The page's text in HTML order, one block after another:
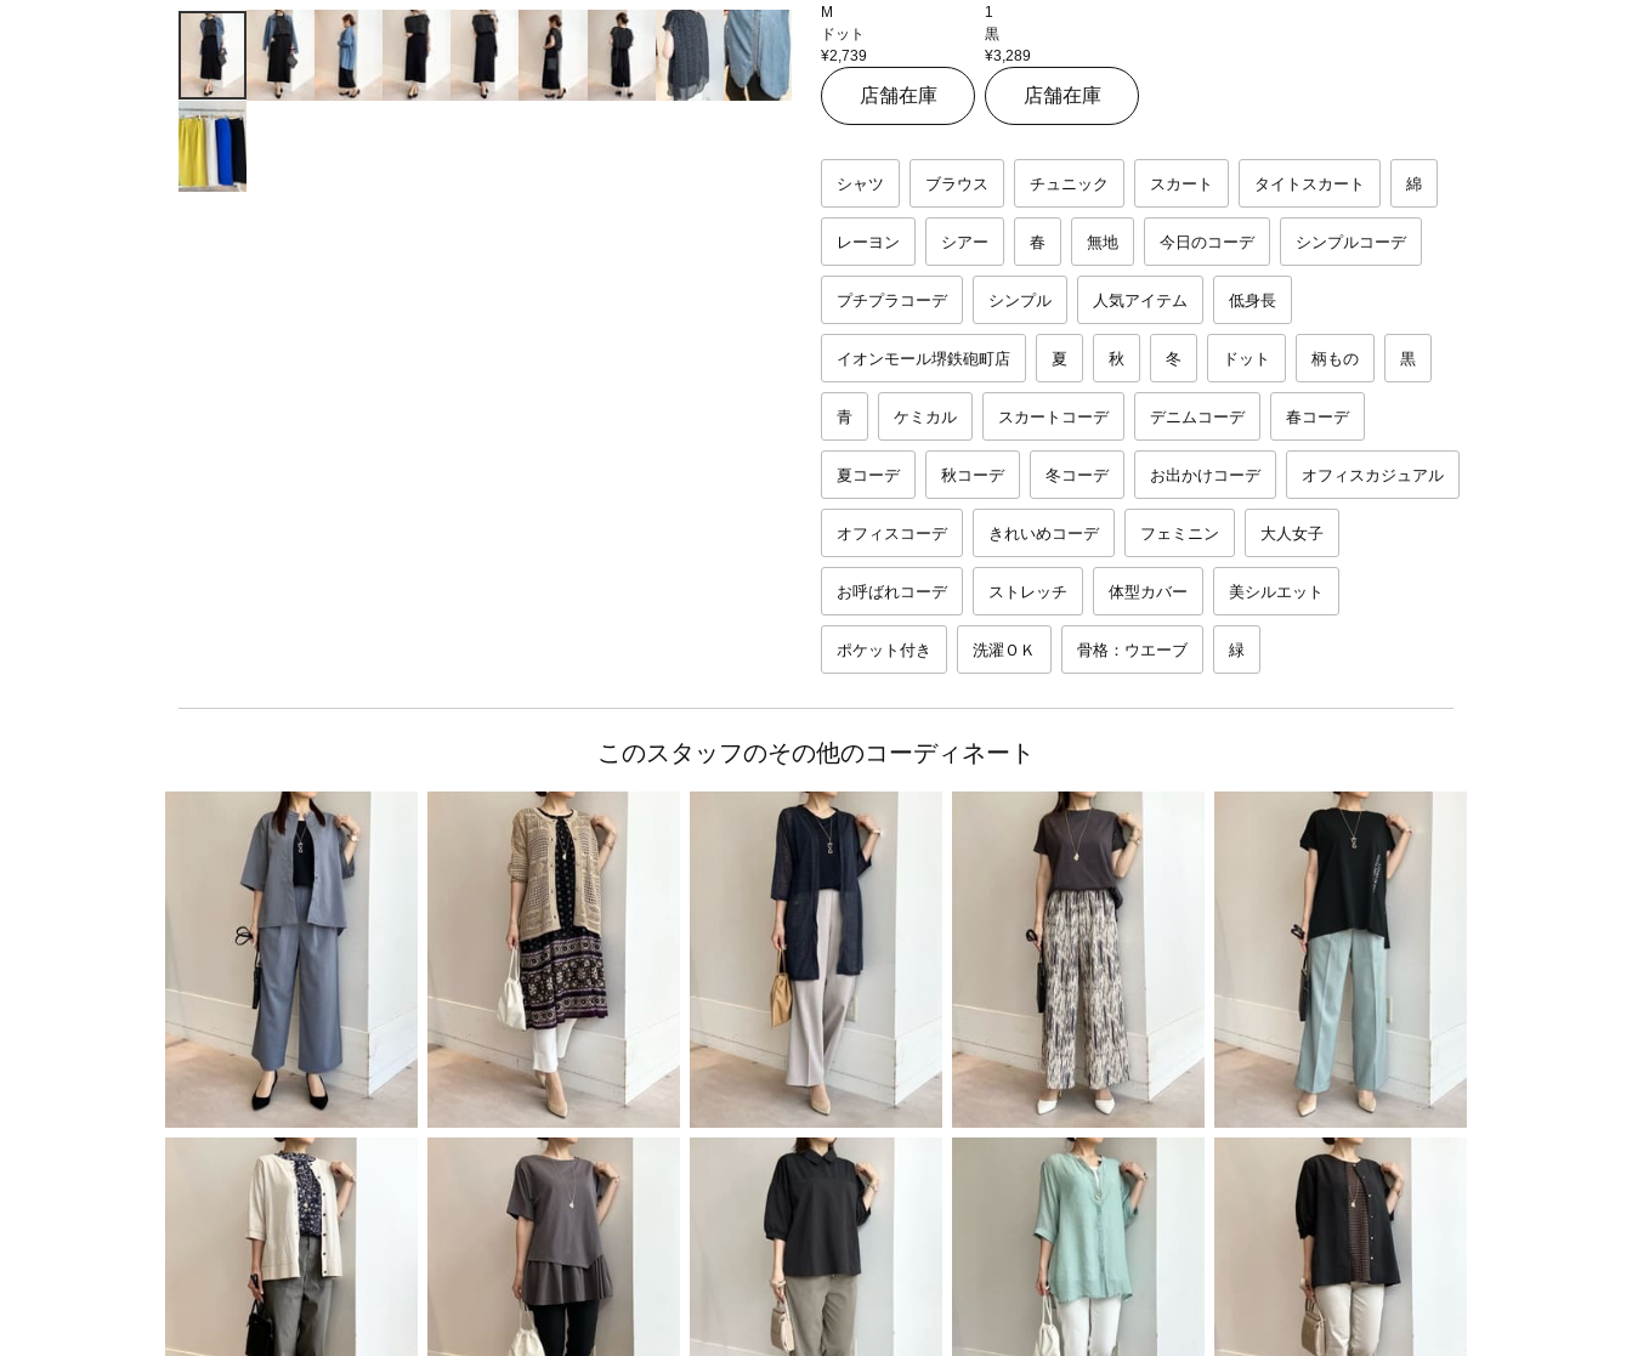
M
ドット
¥2,739
店舗在庫
1
黒
¥3,289
店舗在庫
シャツ ブラウス チュニック スカート タイトスカート 綿
レーヨン シアー 春 無地 今日のコーデ シンプルコーデ
プチプラコーデ シンプル 人気アイテム 低身長
イオンモール堺鉄砲町店 夏 秋 冬 ドット 柄もの 黒
青 ケミカル スカートコーデ デニムコーデ 春コーデ
夏コーデ 秋コーデ 冬コーデ お出かけコーデ オフィスカジュアル
オフィスコーデ きれいめコーデ フェミニン 大人女子
お呼ばれコーデ ストレッチ 体型カバー 美シルエット
ポケット付き 洗濯ＯＫ 骨格：ウエーブ 緑
このスタッフのその他のコーディネート